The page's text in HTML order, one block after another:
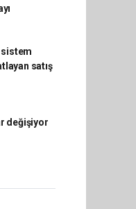
satış
değişiyor